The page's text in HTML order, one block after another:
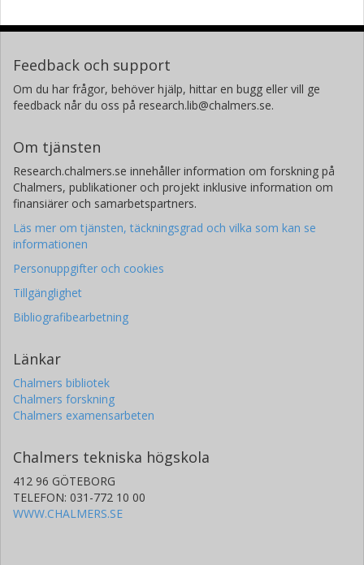
Feedback och support
Om du har frågor, behöver hjälp, hittar en bugg eller vill ge
feedback når du oss på research.lib@chalmers.se.
Om tjänsten
Research.chalmers.se innehåller information om forskning på
Chalmers, publikationer och projekt inklusive information om
finansiärer och samarbetspartners.
Läs mer om tjänsten, täckningsgrad och vilka som kan se
informationen
Personuppgifter och cookies
Tillgänglighet
Bibliografibearbetning
Länkar
Chalmers bibliotek
Chalmers forskning
Chalmers examensarbeten
Chalmers tekniska högskola
412 96 GÖTEBORG
TELEFON: 031-772 10 00
WWW.CHALMERS.SE